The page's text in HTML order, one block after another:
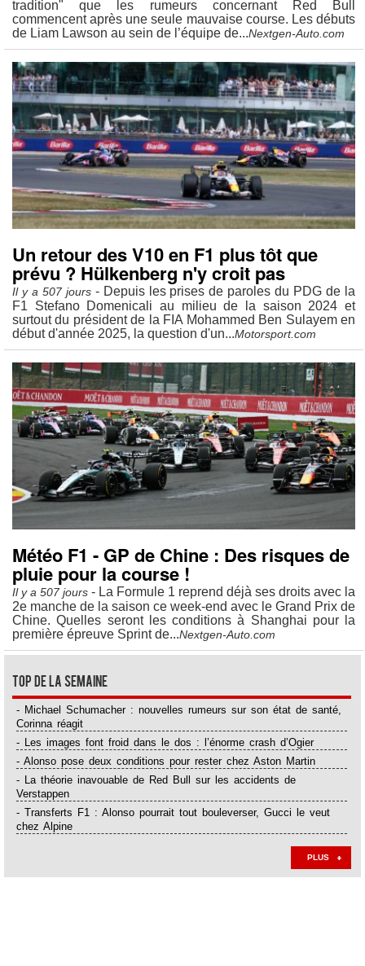
tradition" que les rumeurs concernant Red Bull
commencent après une seule mauvaise course. Les débuts
de Liam Lawson au sein de l’équipe de...Nextgen-Auto.com
Un retour des V10 en F1 plus tôt que
prévu ? Hülkenberg n'y croit pas
Il y a 507 jours- Depuis les prises de paroles du PDG de la
F1 Stefano Domenicali au milieu de la saison 2024 et
surtout du président de la FIA Mohammed Ben Sulayem en
début d'année 2025, la question d'un...Motorsport.com
Météo F1 - GP de Chine : Des risques de
pluie pour la course !
Il y a 507 jours - La Formule 1 reprend déjà ses droits avec la
2e manche de la saison ce week-end avec le Grand Prix de
Chine. Quelles seront les conditions à Shanghai pour la
première épreuve Sprint de...Nextgen-Auto.com
Top de la semaine
- Michael Schumacher : nouvelles rumeurs sur son état de santé,
Corinna réagit
- Les images font froid dans le dos : l’énorme crash d’Ogier
- Alonso pose deux conditions pour rester chez Aston Martin
- La théorie inavouable de Red Bull sur les accidents de
Verstappen
- Transferts F1 : Alonso pourrait tout bouleverser, Gucci le veut
chez Alpine
PLUS